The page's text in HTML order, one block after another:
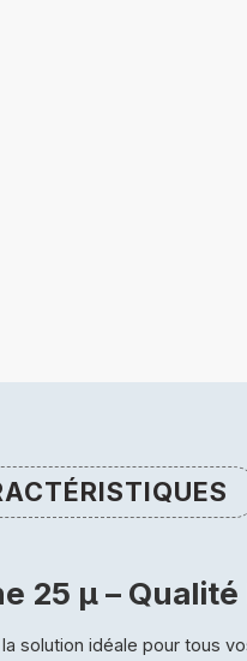
25 µ –
solution idéale pour tous